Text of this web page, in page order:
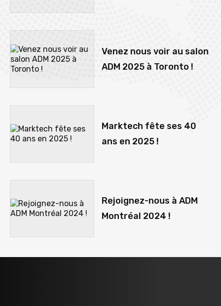
Venez nous voir au salon
ADM 2025 à Toronto !
Marktech fête ses 40
ans en 2025 !
Rejoignez-nous à ADM
Montréal 2024 !